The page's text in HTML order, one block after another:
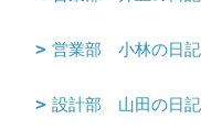
営業部 小林の日記
設計部 山田の日記